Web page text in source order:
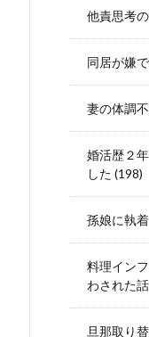
他責思考
同居が嫌
妻の体調
婚活歴２
した (198)
孫娘に執
料理イン
わされた話
旦那取り